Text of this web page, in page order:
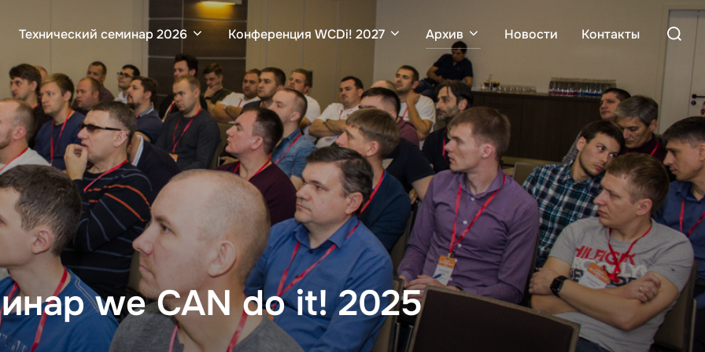
Технический семинар 2026 Конференция WCDi! 2027 Архив Новости Контакты
Поиск
по:
we CAN do it! 2025